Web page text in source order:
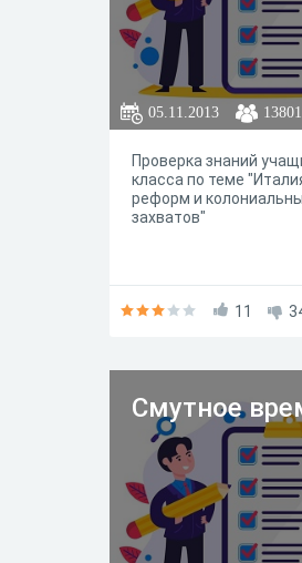
05.11.2013 13801
Проверка знаний
класса по теме
реформ и
захватов"
11
Смутное